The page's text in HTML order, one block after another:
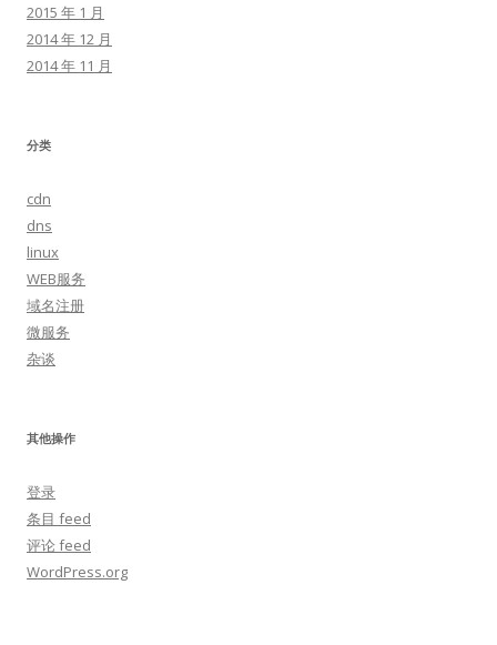
2015 年 1 月
2014 年 12 月
2014 年 11 月
分类
cdn
dns
linux
WEB服务
域名注册
微服务
杂谈
其他操作
登录
条目 feed
评论 feed
WordPress.org